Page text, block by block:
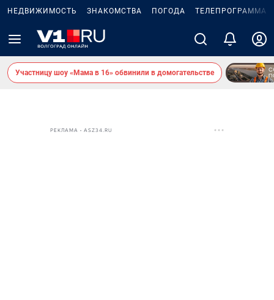
НЕДВИЖИМОСТЬ ЗНАКОМСТВА ПОГОДА ТЕЛЕПРОГРАММА
Участницу шоу «Мама в 16» обвинили в домогательстве
РЕКЛАМА • ASZ34.RU